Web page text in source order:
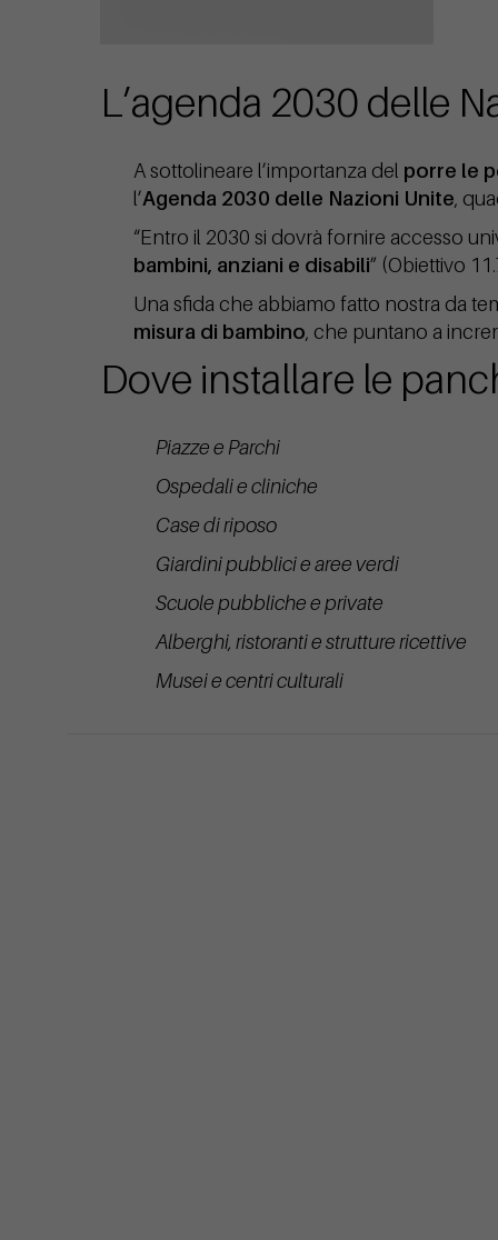
L’agenda 2030 delle
A sottolineare l’importanza del porre le
l’Agenda 2030 delle Nazioni Unite,
“Entro il 2030 si dovrà fornire accesso
bambini, anziani e disabili” (Obiettivo
Una sfida che abbiamo fatto nostra da
misura di bambino, che puntano a
Dove installare le
Piazze e Parchi
Ospedali e cliniche
Case di riposo
Giardini pubblici e aree verdi
Scuole pubbliche e private
Alberghi, ristoranti e strutture ricettive
Musei e centri culturali